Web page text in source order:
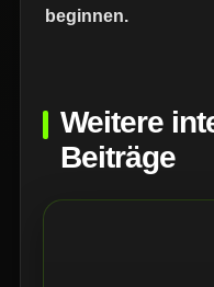
beginnen.
Weitere
Beiträge